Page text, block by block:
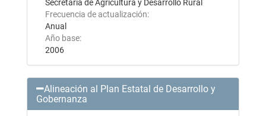
Secretaría de Agricultura y Desarrollo Rural
Frecuencia de actualización:
Anual
Año base:
2006
Alineación al Plan Estatal de Desarrollo y
Gobernanza